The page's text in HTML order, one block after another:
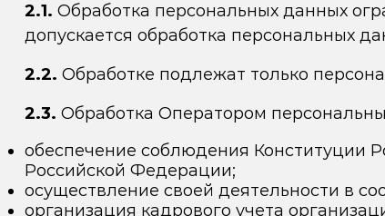
2.1. Обработка персональных данных
допускается обработка персональных
2.2. Обработке подлежат только
2.3. Обработка Оператором
обеспечение соблюдения Конституции
Российской Федерации;
осуществление своей деятельности в
организация кадрового учета